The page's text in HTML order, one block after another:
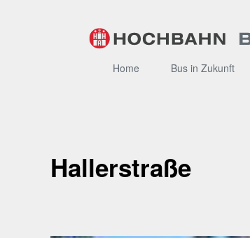
Home Bus in Zukunft
Hallerstraße